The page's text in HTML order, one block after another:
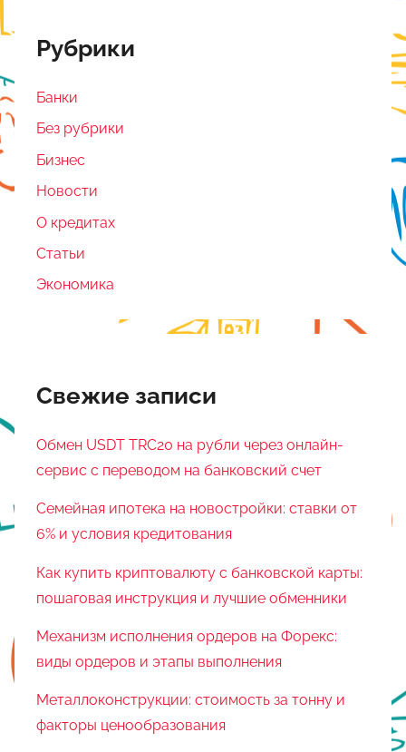
Рубрики
Банки
Без рубрики
Бизнес
Новости
О кредитах
Статьи
Экономика
Свежие записи
Обмен USDT TRC20 на рубли через онлайн-
сервис с переводом на банковский счет
Семейная ипотека на новостройки: ставки от
6% и условия кредитования
Как купить криптовалюту с банковской карты:
пошаговая инструкция и лучшие обменники
Механизм исполнения ордеров на Форекс:
виды ордеров и этапы выполнения
Металлоконструкции: стоимость за тонну и
факторы ценообразования